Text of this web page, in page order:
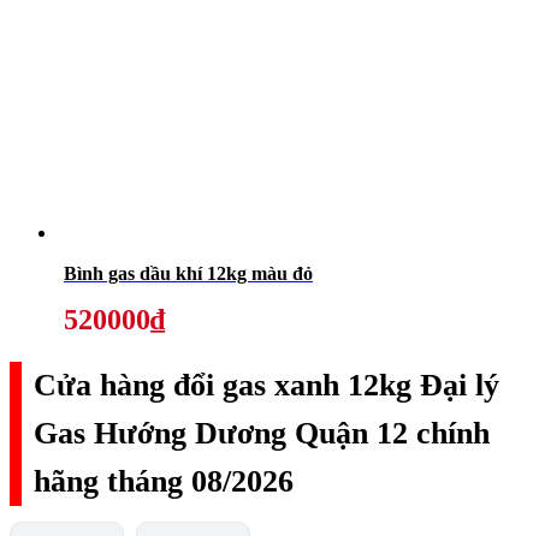
Bình gas dầu khí 12kg màu đỏ
520000₫
Cửa hàng đổi gas xanh 12kg Đại lý
Gas Hướng Dương Quận 12 chính
hãng tháng 08/2026